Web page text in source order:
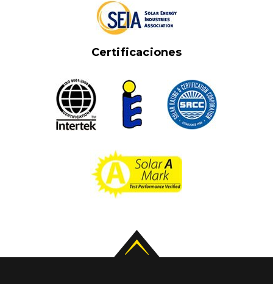
Certificaciones